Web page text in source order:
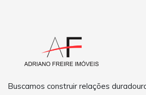
Buscamos construir relações